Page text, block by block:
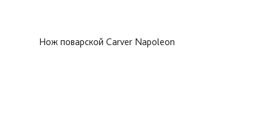
Нож поварской Carver Napoleon